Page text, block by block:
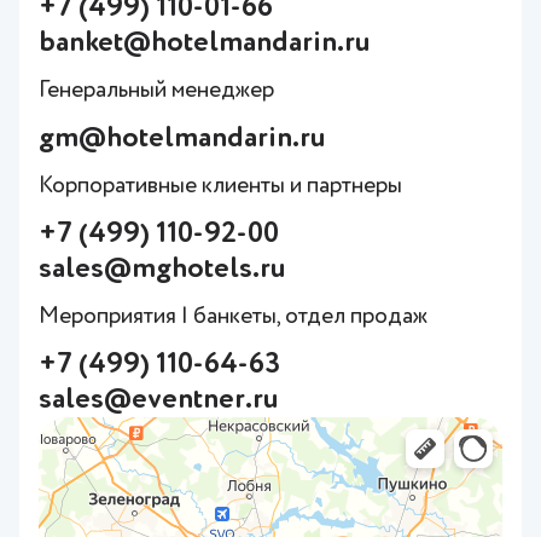
+7 (499) 110-01-66
banket@hotelmandarin.ru
Генеральный менеджер
gm@hotelmandarin.ru
Корпоративные клиенты и партнеры
+7 (499) 110-92-00
sales@mghotels.ru
Мероприятия | банкеты, отдел продаж
+7 (499) 110-64-63
sales@eventner.ru